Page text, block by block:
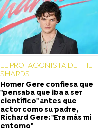
EL PROTAGONISTA DE THE
SHARDS
Homer Gere confiesa que
"pensaba que iba a ser
científico" antes que
actor como su padre,
Richard Gere: "Era más mi
entorno"